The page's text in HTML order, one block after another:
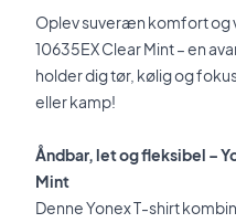
Oplev suveræn komfort og
10635EX Clear Mint – en
holder dig tør, kølig og
eller kamp!
Åndbar, let og fleksibel –
Mint
Denne Yonex T-shirt